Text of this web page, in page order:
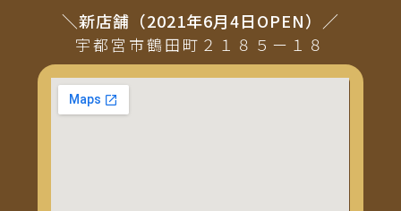
＼新店舗（2021年6月4日OPEN）／
宇都宮市鶴田町２１８５ー１８